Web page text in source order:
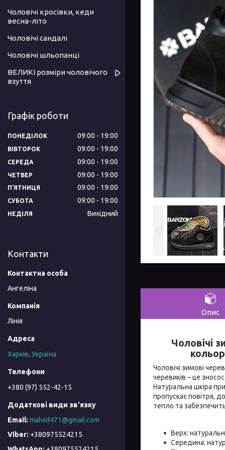
Опис
Чоловічі
Чоловічі зимові
черевиків – це
Натуральна шкіра
пропускає повітря,
тепло та
Верх:
Середина:
Чоловічі кросівки, кеди
весна-літо
Чоловічі сандалі
Чоловічі шльопанці
ВЕЛИКІ розміри чоловічого
взуття
Графік роботи
ПОНЕДІЛОК 09:00 19:00
ВІВТОРОК 09:00 19:00
СЕРЕДА 09:00 19:00
ЧЕТВЕР 09:00 19:00
ПʼЯТНИЦЯ 09:00 19:00
СУБОТА 09:00 19:00
НЕДІЛЯ Вихідний
Контакти
Ангеліна
Лінія
Харків, Україна
+380 (97) 552-42-15
malvid471@gmail.com
+380975524215